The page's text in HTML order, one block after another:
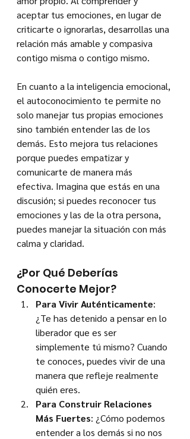
aceptar tus emociones, en lugar de
criticarte o ignorarlas, desarrollas una
relación más amable y compasiva
contigo misma o contigo mismo.
En cuanto a la inteligencia emocional,
el autoconocimiento te permite no
solo manejar tus propias emociones
sino también entender las de los
demás. Esto mejora tus relaciones
porque puedes empatizar y
comunicarte de manera más
efectiva. Imagina que estás en una
discusión; si puedes reconocer tus
emociones y las de la otra persona,
puedes manejar la situación con más
calma y claridad.
¿Por Qué Deberías
Conocerte Mejor?
Para Vivir Auténticamente:
¿Te has detenido a pensar en lo
liberador que es ser
simplemente tú mismo? Cuando
te conoces, puedes vivir de una
manera que refleje realmente
quién eres.
Para Construir Relaciones
Más Fuertes: ¿Cómo podemos
entender a los demás si no nos